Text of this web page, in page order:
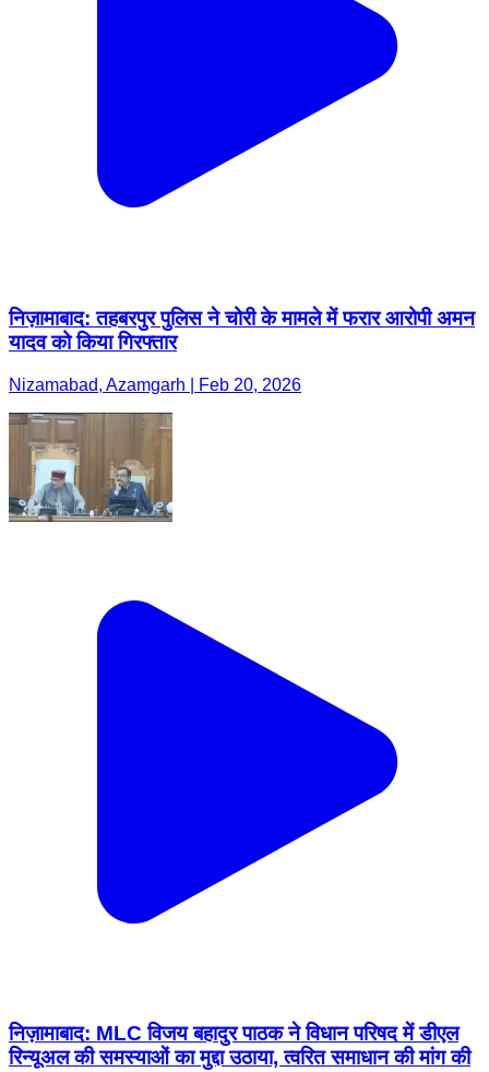
निज़ामाबाद: तहबरपुर पुलिस ने चोरी के मामले में फरार आरोपी अमन
यादव को किया गिरफ्तार
Nizamabad, Azamgarh | Feb 20, 2026
निज़ामाबाद: MLC विजय बहादुर पाठक ने विधान परिषद में डीएल
रिन्यूअल की समस्याओं का मुद्दा उठाया, त्वरित समाधान की मांग की